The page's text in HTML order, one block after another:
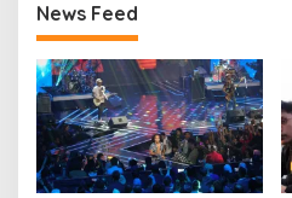
News Feed